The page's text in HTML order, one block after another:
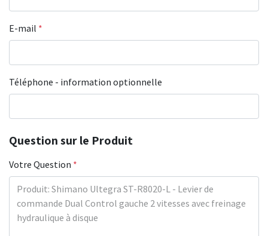
E-mail *
Téléphone - information optionnelle
Question sur le Produit
Votre Question *